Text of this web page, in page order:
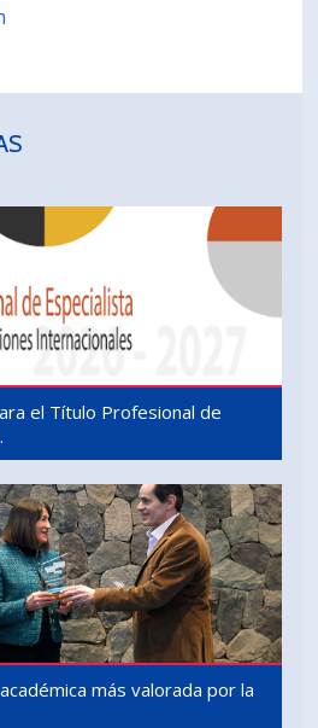
el Título Profesional de
más valorada por la